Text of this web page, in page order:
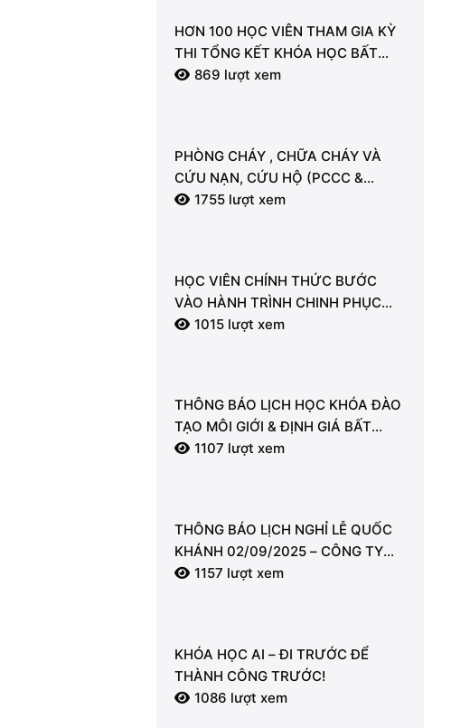
HƠN 100 HỌC VIÊN THAM GIA KỲ
THI TỔNG KẾT KHÓA HỌC BẤT
ĐỘNG SẢN TẠI LDT
869 lượt xem
PHÒNG CHÁY , CHỮA CHÁY VÀ
CỨU NẠN, CỨU HỘ (PCCC &
CNCH) – “LÁ CHẮN” AN TOÀN
1755 lượt xem
HỌC VIÊN CHÍNH THỨC BƯỚC
VÀO HÀNH TRÌNH CHINH PHỤC
KIẾN THỨC BẤT ĐỘNG SẢN CÙNG
1015 lượt xem
THÔNG BÁO LỊCH HỌC KHÓA ĐÀO
TẠO MÔI GIỚI & ĐỊNH GIÁ BẤT
ĐỘNG SẢN
1107 lượt xem
THÔNG BÁO LỊCH NGHỈ LỄ QUỐC
KHÁNH 02/09/2025 – CÔNG TY
CỔ PHẦN LDT
1157 lượt xem
KHÓA HỌC AI – ĐI TRƯỚC ĐỂ
THÀNH CÔNG TRƯỚC!
1086 lượt xem